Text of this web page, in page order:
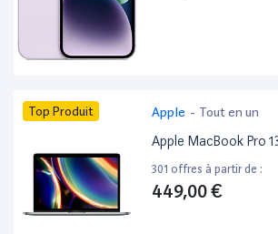
Top Produit Apple - Tout en un
Apple MacBook Pro
301 offres à partir de :
449,00 €